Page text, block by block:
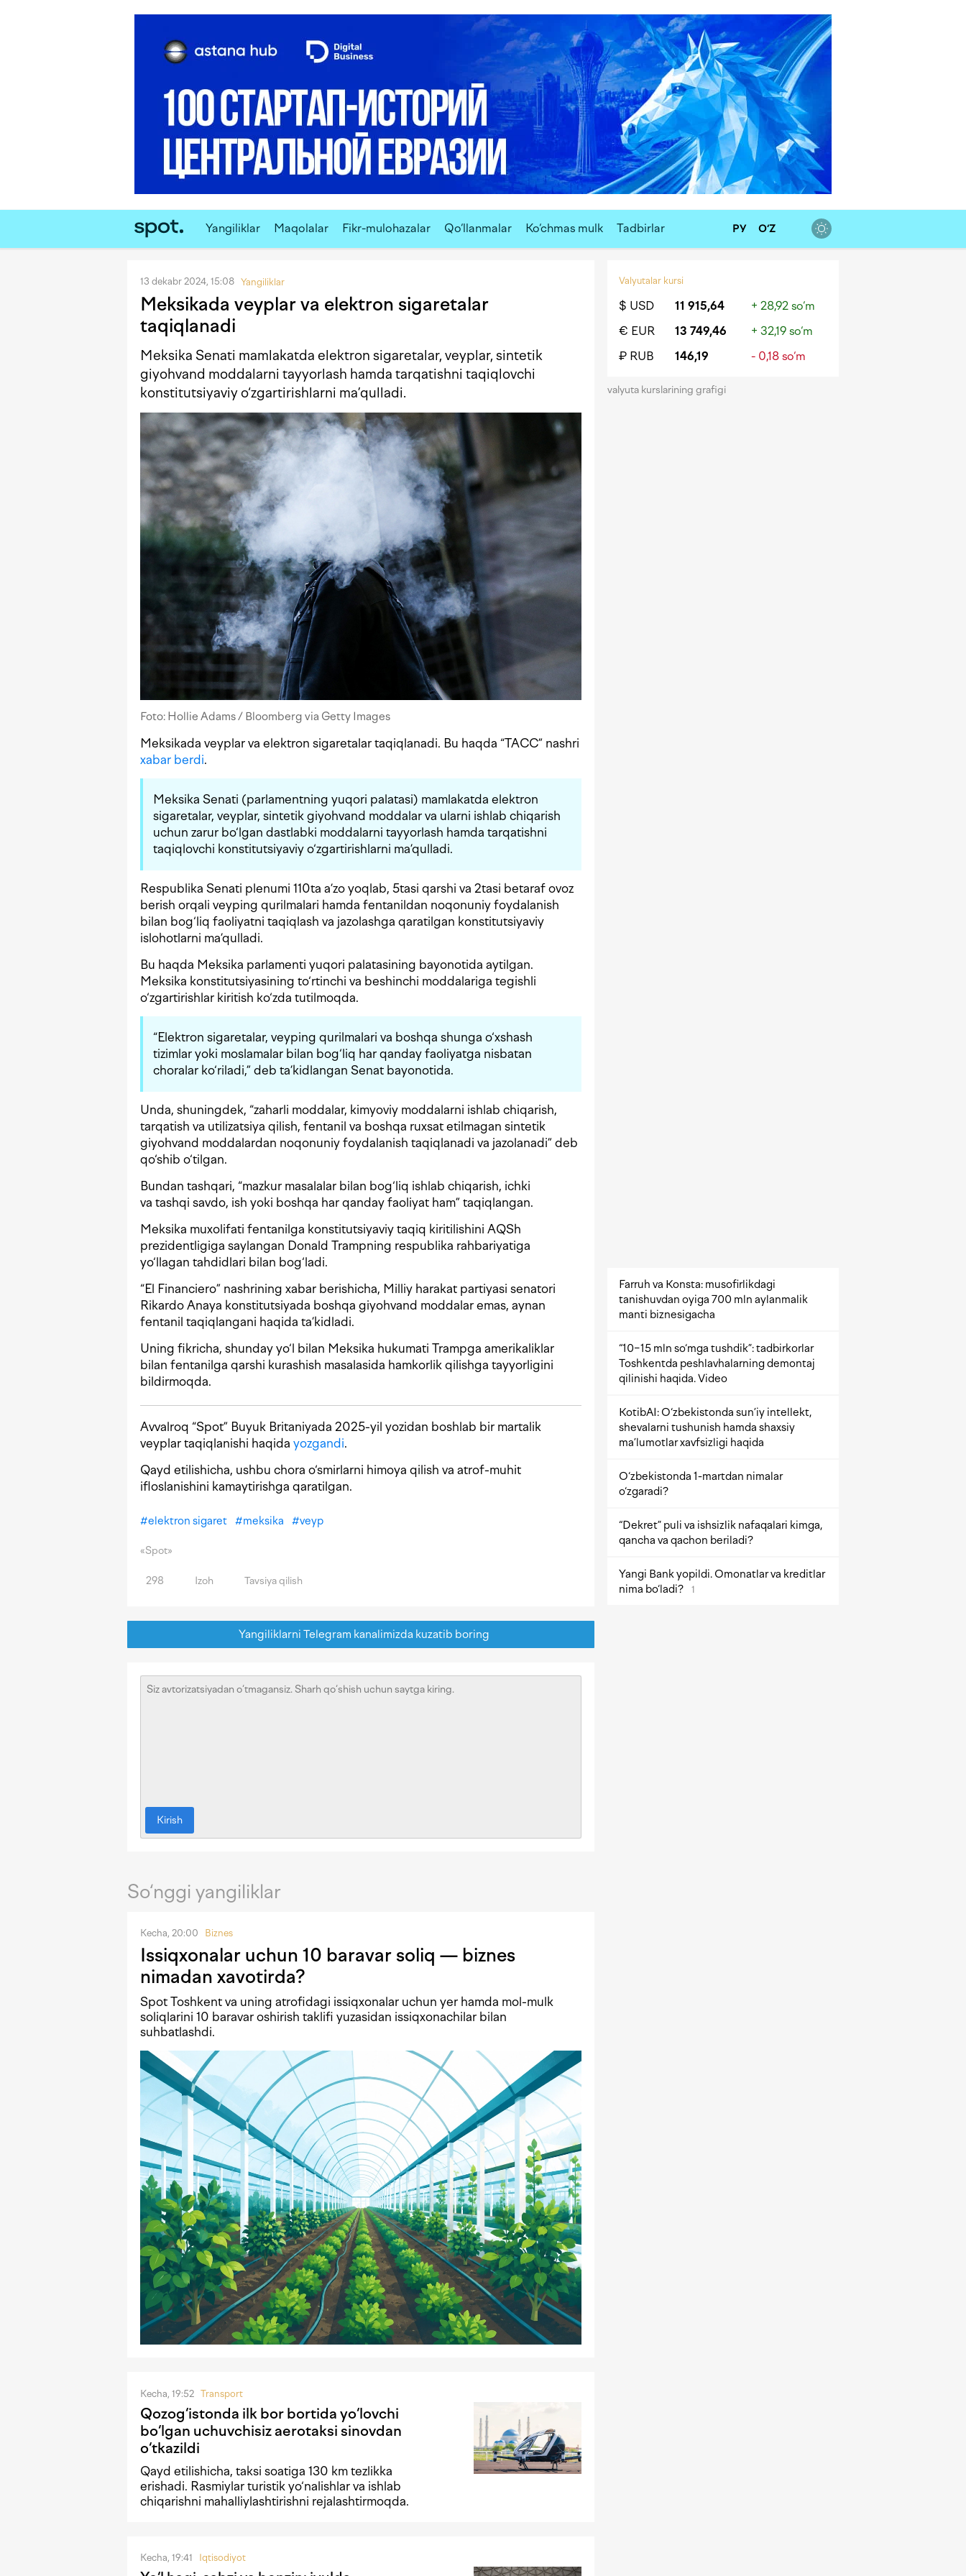
Yangiliklar Maqolalar Fikr-mulohazalar Qo‘llanmalar Ko‘chmas mulk Tadbirlar РУ O‘Z
13 dekabr 2024, 15:08 Yangiliklar
Meksikada veyplar va elektron sigaretalar
taqiqlanadi
Meksika Senati mamlakatda elektron sigaretalar, veyplar, sintetik
giyohvand moddalarni tayyorlash hamda tarqatishni taqiqlovchi
konstitutsiyaviy o‘zgartirishlarni ma’qulladi.
Foto: Hollie Adams / Bloomberg via Getty Images
Meksikada veyplar va elektron sigaretalar taqiqlanadi. Bu haqda “TACC” nashri
xabar berdi.
Meksika Senati (parlamentning yuqori palatasi) mamlakatda elektron
sigaretalar, veyplar, sintetik giyohvand moddalar va ularni ishlab chiqarish
uchun zarur bo‘lgan dastlabki moddalarni tayyorlash hamda tarqatishni
taqiqlovchi konstitutsiyaviy o‘zgartirishlarni ma’qulladi.
Respublika Senati plenumi 110ta a’zo yoqlab, 5tasi qarshi va 2tasi betaraf ovoz
berish orqali veyping qurilmalari hamda fentanildan noqonuniy foydalanish
bilan bog‘liq faoliyatni taqiqlash va jazolashga qaratilgan konstitutsiyaviy
islohotlarni ma’qulladi.
Bu haqda Meksika parlamenti yuqori palatasining bayonotida aytilgan.
Meksika konstitutsiyasining to‘rtinchi va beshinchi moddalariga tegishli
o‘zgartirishlar kiritish ko‘zda tutilmoqda.
“Elektron sigaretalar, veyping qurilmalari va boshqa shunga o‘xshash
tizimlar yoki moslamalar bilan bog‘liq har qanday faoliyatga nisbatan
choralar ko‘riladi,” deb ta’kidlangan Senat bayonotida.
Unda, shuningdek, “zaharli moddalar, kimyoviy moddalarni ishlab chiqarish,
tarqatish va utilizatsiya qilish, fentanil va boshqa ruxsat etilmagan sintetik
giyohvand moddalardan noqonuniy foydalanish taqiqlanadi va jazolanadi” deb
qo‘shib o‘tilgan.
Bundan tashqari, “mazkur masalalar bilan bog‘liq ishlab chiqarish, ichki
va tashqi savdo, ish yoki boshqa har qanday faoliyat ham” taqiqlangan.
Meksika muxolifati fentanilga konstitutsiyaviy taqiq kiritilishini AQSh
prezidentligiga saylangan Donald Trampning respublika rahbariyatiga
yo‘llagan tahdidlari bilan bog‘ladi.
“El Financiero” nashrining xabar berishicha, Milliy harakat partiyasi senatori
Rikardo Anaya konstitutsiyada boshqa giyohvand moddalar emas, aynan
fentanil taqiqlangani haqida ta’kidladi.
Uning fikricha, shunday yo‘l bilan Meksika hukumati Trampga amerikaliklar
bilan fentanilga qarshi kurashish masalasida hamkorlik qilishga tayyorligini
bildirmoqda.
Avvalroq “Spot” Buyuk Britaniyada 2025-yil yozidan boshlab bir martalik
veyplar taqiqlanishi haqida yozgandi.
Qayd etilishicha, ushbu chora o‘smirlarni himoya qilish va atrof-muhit
ifloslanishini kamaytirishga qaratilgan.
#elektron sigaret #meksika #veyp
«Spot»
298 Izoh Tavsiya qilish
Yangiliklarni Telegram kanalimizda kuzatib boring
Kirish
So‘nggi yangiliklar
Kecha, 20:00 Biznes
Issiqxonalar uchun 10 baravar soliq — biznes
nimadan xavotirda?
Spot Toshkent va uning atrofidagi issiqxonalar uchun yer hamda mol-mulk
soliqlarini 10 baravar oshirish taklifi yuzasidan issiqxonachilar bilan
suhbatlashdi.
Kecha, 19:52 Transport
Qozog‘istonda ilk bor bortida yo‘lovchi
bo‘lgan uchuvchisiz aerotaksi sinovdan
o‘tkazildi
Qayd etilishicha, taksi soatiga 130 km tezlikka
erishadi. Rasmiylar turistik yo‘nalishlar va ishlab
chiqarishni mahalliylashtirishni rejalashtirmoqda.
Kecha, 19:41 Iqtisodiyot
Valyutalar kursi
$ USD 11 915,64
+ 28,92 so‘m
€ EUR
13 749,46
+ 32,19 so‘m
₽ RUB
146,19 - 0,18 so‘m
valyuta kurslarining grafigi
Farruh va Konsta: musofirlikdagi
tanishuvdan oyiga 700 mln aylanmalik
manti biznesigacha
“10−15 mln so‘mga tushdik”: tadbirkorlar
Toshkentda peshlavhalarning demontaj
qilinishi haqida. Video
KotibAI: O‘zbekistonda sun’iy intellekt,
shevalarni tushunish hamda shaxsiy
ma’lumotlar xavfsizligi haqida
O‘zbekistonda 1-martdan nimalar
o‘zgaradi?
“Dekret” puli va ishsizlik nafaqalari kimga,
qancha va qachon beriladi?
Yangi Bank yopildi. Omonatlar va kreditlar
nima bo‘ladi?
1